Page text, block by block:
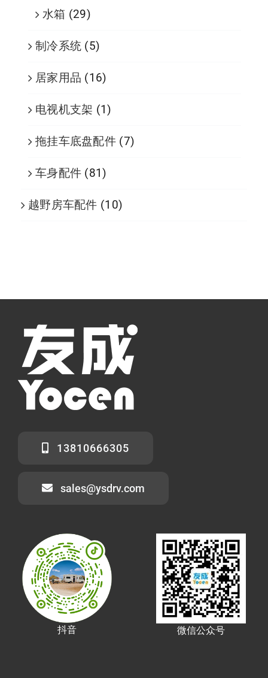
水箱 (29)
制冷系统 (5)
居家用品 (16)
电视机支架 (1)
拖挂车底盘配件 (7)
车身配件 (81)
越野房车配件 (10)
13810666305
sales@ysdrv.com
抖音 微信公众号